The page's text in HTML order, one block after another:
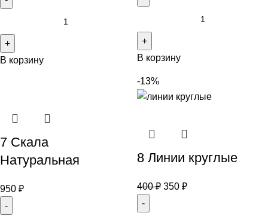
В корзину В корзину
7 Скала
Натуральная
950 ₽
-13%
8 Линии круглые
400₽ 350 ₽